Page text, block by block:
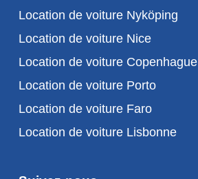
Location de voiture Nyköping
Location de voiture Nice
Location de voiture Copenhague
Location de voiture Porto
Location de voiture Faro
Location de voiture Lisbonne